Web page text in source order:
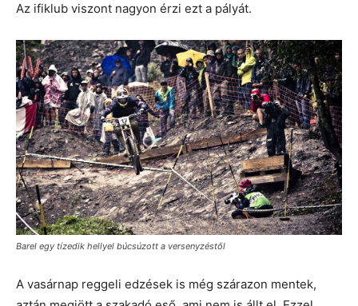
Az ifiklub viszont nagyon érzi ezt a pályát.
Barel egy tízedik hellyel búcsúzott a versenyzéstől
A vasárnap reggeli edzések is még szárazon mentek,